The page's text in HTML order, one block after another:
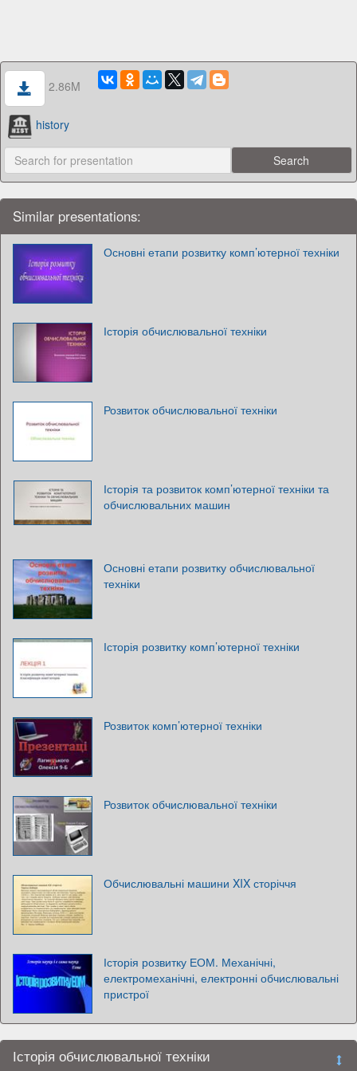
2.86M
history
Similar presentations:
Основні етапи розвитку комп’ютерної техніки
Історія обчислювальної техніки
Розвиток обчислювальної техніки
Історія та розвиток комп’ютерної техніки та
обчислювальних машин
Основні етапи розвитку обчислювальної
техніки
Історія розвитку комп’ютерної техніки
Розвиток комп’ютерної техніки
Розвиток обчислювальної техніки
Обчислювальні машини XIX сторіччя
Історія розвитку ЕОМ. Механічні,
електромеханічні, електронні обчислювальні
пристрої
Історія обчислювальної техніки